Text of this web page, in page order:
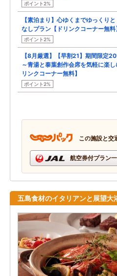
ポイント2%
【素泊まり】心ゆくまでゆっくり
なしプラン【ドリンクコーナー無料
ポイント2%
【8月厳選】【早割21】期間限定
～青湯と泰葉創作会席を気軽に楽し
リンクコーナー無料】
ポイント2%
この施設と交
航空券付プラン
五島食材のイタリアンと展望